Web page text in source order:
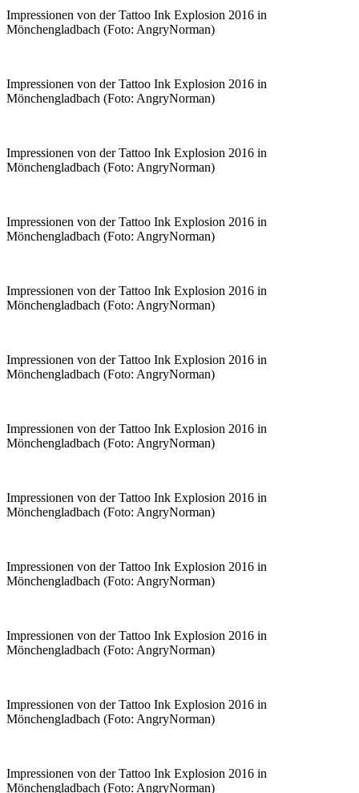
Impressionen von der Tattoo Ink Explosion 2016 in
Mönchengladbach (Foto: AngryNorman)
Impressionen von der Tattoo Ink Explosion 2016 in
Mönchengladbach (Foto: AngryNorman)
Impressionen von der Tattoo Ink Explosion 2016 in
Mönchengladbach (Foto: AngryNorman)
Impressionen von der Tattoo Ink Explosion 2016 in
Mönchengladbach (Foto: AngryNorman)
Impressionen von der Tattoo Ink Explosion 2016 in
Mönchengladbach (Foto: AngryNorman)
Impressionen von der Tattoo Ink Explosion 2016 in
Mönchengladbach (Foto: AngryNorman)
Impressionen von der Tattoo Ink Explosion 2016 in
Mönchengladbach (Foto: AngryNorman)
Impressionen von der Tattoo Ink Explosion 2016 in
Mönchengladbach (Foto: AngryNorman)
Impressionen von der Tattoo Ink Explosion 2016 in
Mönchengladbach (Foto: AngryNorman)
Impressionen von der Tattoo Ink Explosion 2016 in
Mönchengladbach (Foto: AngryNorman)
Impressionen von der Tattoo Ink Explosion 2016 in
Mönchengladbach (Foto: AngryNorman)
Impressionen von der Tattoo Ink Explosion 2016 in
Mönchengladbach (Foto: AngryNorman)